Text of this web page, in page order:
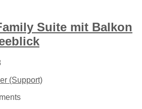
Suite mit Balkon
(Support)